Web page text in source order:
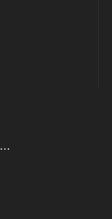
这九种常见的恶意软件 企业一定要防